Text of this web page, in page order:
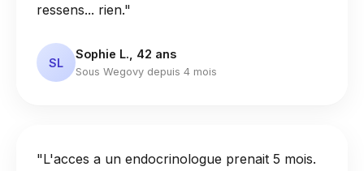
ressens... rien."
SL
Sophie L., 42 ans
Sous Wegovy depuis 4 mois
"L'acces a un endocrinologue prenait 5 mois.